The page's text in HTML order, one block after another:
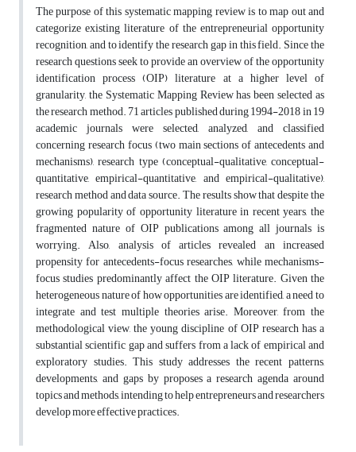
The purpose of this systematic mapping review is to map out and
categorize existing literature of the entrepreneurial opportunity
recognition, and to identify the research gap in this field. Since the
research questions seek to provide an overview of the opportunity
identification process (OIP) literature at a higher level of
granularity, the Systematic Mapping Review has been selected as
the research method. 71 articles published during 1994-2018 in 19
academic journals were selected, analyzed, and classified
concerning research focus (two main sections of antecedents and
mechanisms), research type (conceptual-qualitative, conceptual-
quantitative, empirical-quantitative, and empirical-qualitative),
research method and data source. The results show that despite the
growing popularity of opportunity literature in recent years, the
fragmented nature of OIP publications among all journals is
worrying. Also, analysis of articles revealed an increased
propensity for antecedents-focus researches, while mechanisms-
focus studies predominantly affect the OIP literature. Given the
heterogeneous nature of how opportunities are identified, a need to
integrate and test multiple theories arise. Moreover, from the
methodological view, the young discipline of OIP research has a
substantial scientific gap and suffers from a lack of empirical and
exploratory studies. This study addresses the recent patterns,
developments, and gaps by proposes a research agenda around
topics and methods, intending to help entrepreneurs and researchers
develop more effective practices.